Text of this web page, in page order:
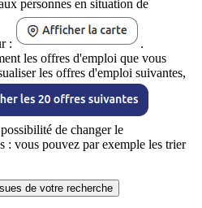
personnes en situation de
:
.
les offres d'emploi que vous
les offres d'emploi suivantes,
de changer le
: vous pouvez par exemple les trier
de votre recherche